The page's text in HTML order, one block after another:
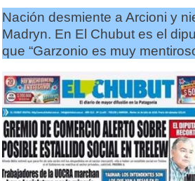
Nación desmiente a Arcioni y
Madryn. En El Chubut es el
que “Garzonio es muy